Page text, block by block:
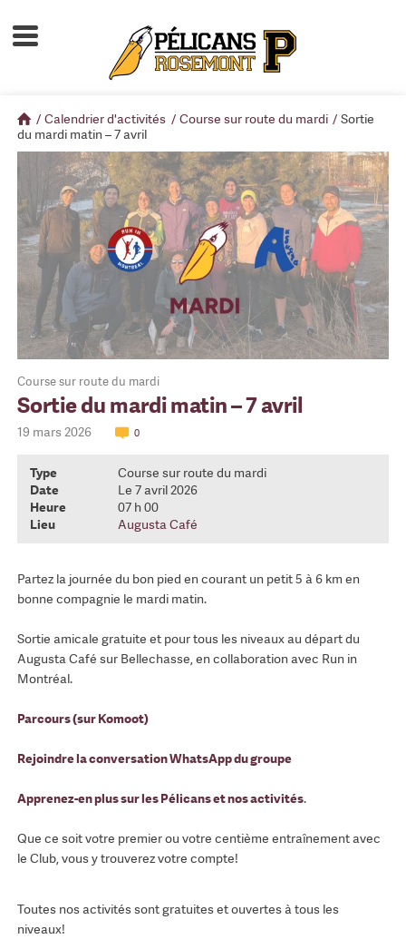
Accueil
Calendrier d'activités
Boutique
Devenir membre
/ Calendrier d'activités / Course sur route du mardi / Sortie
du mardi matin – 7 avril
Course sur route du mardi
Sortie du mardi matin – 7 avril
19 mars 2026 0
Type
Course sur route du mardi
Date
Le 7 avril 2026
Heure
07 h 00
Lieu
Augusta Café
Partez la journée du bon pied en courant un petit 5 à 6 km en
bonne compagnie le mardi matin.
Sortie amicale gratuite et pour tous les niveaux au départ du
Augusta Café sur Bellechasse, en collaboration avec Run in
Montréal.
Parcours (sur Komoot)
Rejoindre la conversation WhatsApp du groupe
Apprenez-en plus sur les Pélicans et nos activités.
Que ce soit votre premier ou votre centième entraînement avec
le Club, vous y trouverez votre compte!
Toutes nos activités sont gratuites et ouvertes à tous les
niveaux!